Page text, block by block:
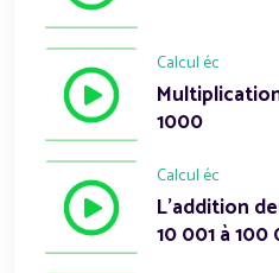
Calcul éc
1000
Calcul éc
L'addition
10 001 à